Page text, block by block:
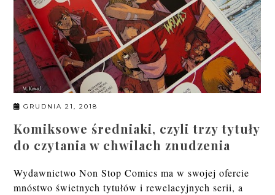
GRUDNIA 21, 2018
Komiksowe średniaki, czyli trzy tytuły
do czytania w chwilach znudzenia
Wydawnictwo Non Stop Comics ma w swojej ofercie
mnóstwo świetnych tytułów i rewelacyjnych serii, a